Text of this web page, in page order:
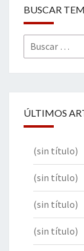
BUSCAR
Buscar
por:
ÚLTIMOS
(sin título)
(sin título)
(sin título)
(sin título)